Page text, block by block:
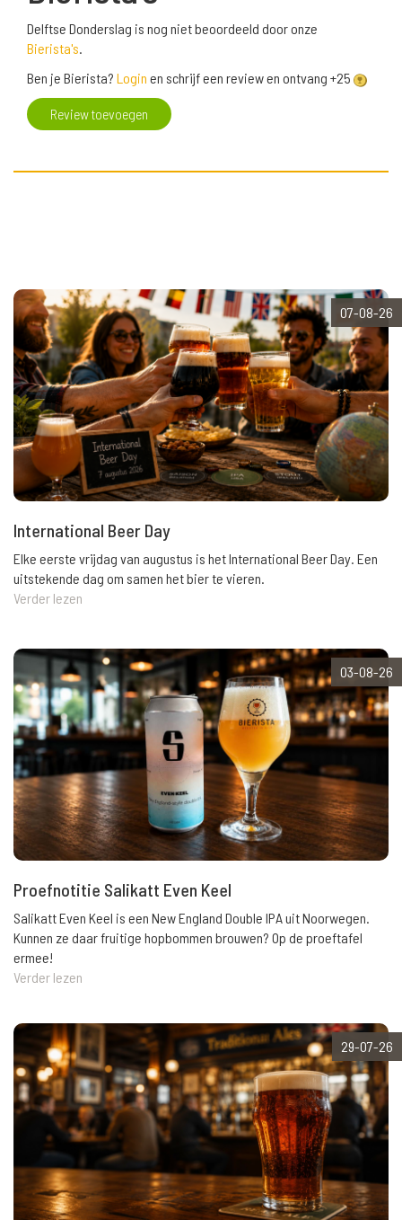
Delftse Donderslag is nog niet beoordeeld door onze
Bierista's.
Ben je Bierista? Login en schrijf een review en ontvang +25
Review toevoegen
07-08-26
International Beer Day
Elke eerste vrijdag van augustus is het International Beer Day. Een
uitstekende dag om samen het bier te vieren.
Verder lezen
03-08-26
Proefnotitie Salikatt Even Keel
Salikatt Even Keel is een New England Double IPA uit Noorwegen.
Kunnen ze daar fruitige hopbommen brouwen? Op de proeftafel
ermee!
Verder lezen
29-07-26